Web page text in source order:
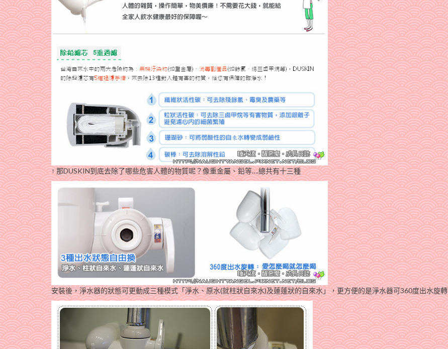
↑ 那DUSKIN到底去除了哪些危害人體的物質呢？像重金屬、鉛等….總共有十三種
安裝後，淨水器的狀態可更動成三種模式「淨水、原水(就柱狀自來水)及蓮蓬狀的自來水」，更方便的是淨水器可360度出水旋轉